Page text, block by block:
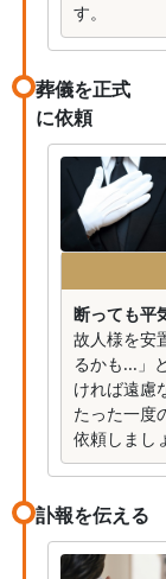
す。
葬儀を正式
に依頼
断っても平
故人様を安
るかも...」
ければ遠慮
たった一度
依頼しまし
訃報を伝える